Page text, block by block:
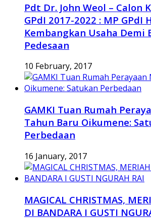
Pdt Dr. John Weol – Calon
GPdI 2017-2022 : MP GPdI
Kembangkan Usaha Demi
Pedesaan
10 February, 2017
GAMKI Tuan Rumah
Tahun Baru Oikumene:
Perbedaan
16 January, 2017
MAGICAL CHRISTMAS,
DI BANDARA I GUSTI